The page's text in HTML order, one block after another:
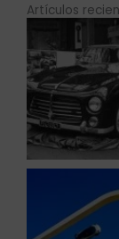
Artículos